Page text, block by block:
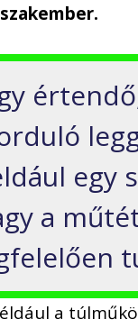
egy
a
a